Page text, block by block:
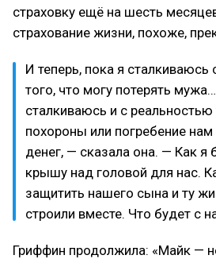
страховку ещё на шесть
страхование жизни, похоже,
И теперь, пока я сталкиваюсь
того, что могу потерять
сталкиваюсь и с реальностью
похороны или погребение
денег, — сказала она. — Как я
крышу над головой для нас.
защитить нашего сына и ту
строили вместе. Что будет с
Гриффин продолжила: «Майк —